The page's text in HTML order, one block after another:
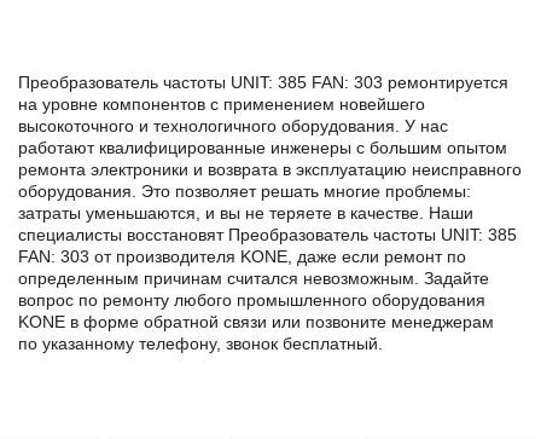
Преобразователь частоты UNIT: 385 FAN: 303 ремонтируется
на уровне компонентов с применением новейшего
высокоточного и технологичного оборудования. У нас
работают квалифицированные инженеры с большим опытом
ремонта электроники и возврата в эксплуатацию неисправного
оборудования. Это позволяет решать многие проблемы:
затраты уменьшаются, и вы не теряете в качестве. Наши
специалисты восстановят Преобразователь частоты UNIT: 385
FAN: 303 от производителя KONE, даже если ремонт по
определенным причинам считался невозможным. Задайте
вопрос по ремонту любого промышленного оборудования
KONE в формe обратной связи или позвоните менеджерам
по указанному телефону, звонок бесплатный.